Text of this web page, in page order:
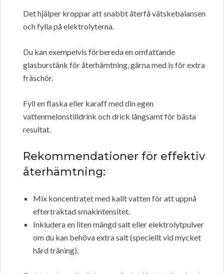
Det hjälper kroppar att snabbt återfå vätskebalansen
och fylla på elektrolyterna.
Du kan exempelvis förbereda en omfattande
glasburstänk för återhämtning, gärna med is för extra
fräschör.
Fyll en flaska eller karaff med din egen
vattenmelonstilldrink och drick långsamt för bästa
resultat.
Rekommendationer för effektiv
återhämtning:
Mix koncentratet med kallt vatten för att uppnå
eftertraktad smakintensitet.
Inkludera en liten mängd salt eller elektrolytpulver
om du kan behöva extra salt (speciellt vid mycket
hård träning).